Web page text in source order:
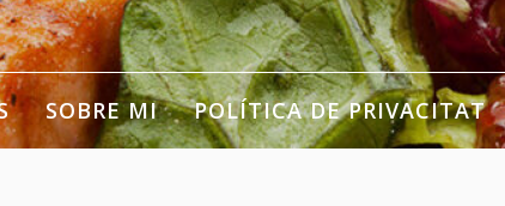
SOBRE MI POLÍTICA DE PRIVACITAT